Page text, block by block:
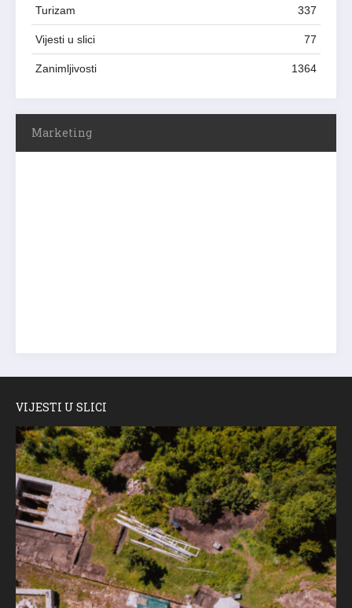
Turizam 337
Vijesti u slici 77
Zanimljivosti 1364
Marketing
VIJESTI U SLICI